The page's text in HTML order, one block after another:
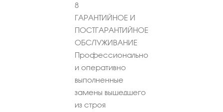
8
ГАРАНТИЙНОЕ И
ПОСТГАРАНТИЙНОЕ
ОБСЛУЖИВАНИЕ
Профессионально
и оперативно
выполненные
замены вышедшего
из строя